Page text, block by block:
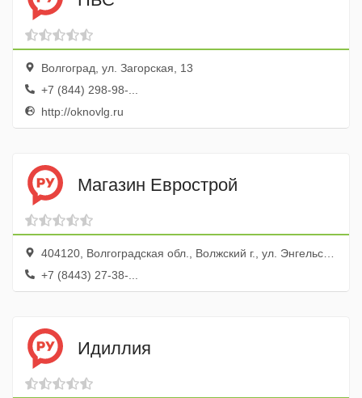
Волгоград, ул. Загорская, 13
+7 (844) 298-98-...
http://oknovlg.ru
Магазин Еврострой
404120, Волгоградская обл., Волжский г., ул. Энгельса, 10
+7 (8443) 27-38-...
Идиллия